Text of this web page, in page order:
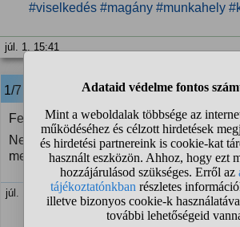
#viselkedés #magány #munkahely
júl. 1. 15:41
1/7 válasza:
Felmondanak.
Nem éri meg nekik pár óvodás értelmi
megrekedt idióta miatt bosszankodni.
júl. 1. 16:02
Hasznos számodra ez